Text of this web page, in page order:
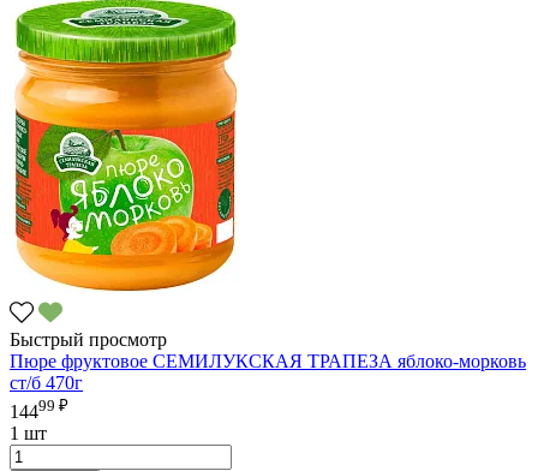
Быстрый просмотр
Пюре фруктовое СЕМИЛУКСКАЯ ТРАПЕЗА яблоко-морковь
ст/б 470г
14499 ₽
1 шт